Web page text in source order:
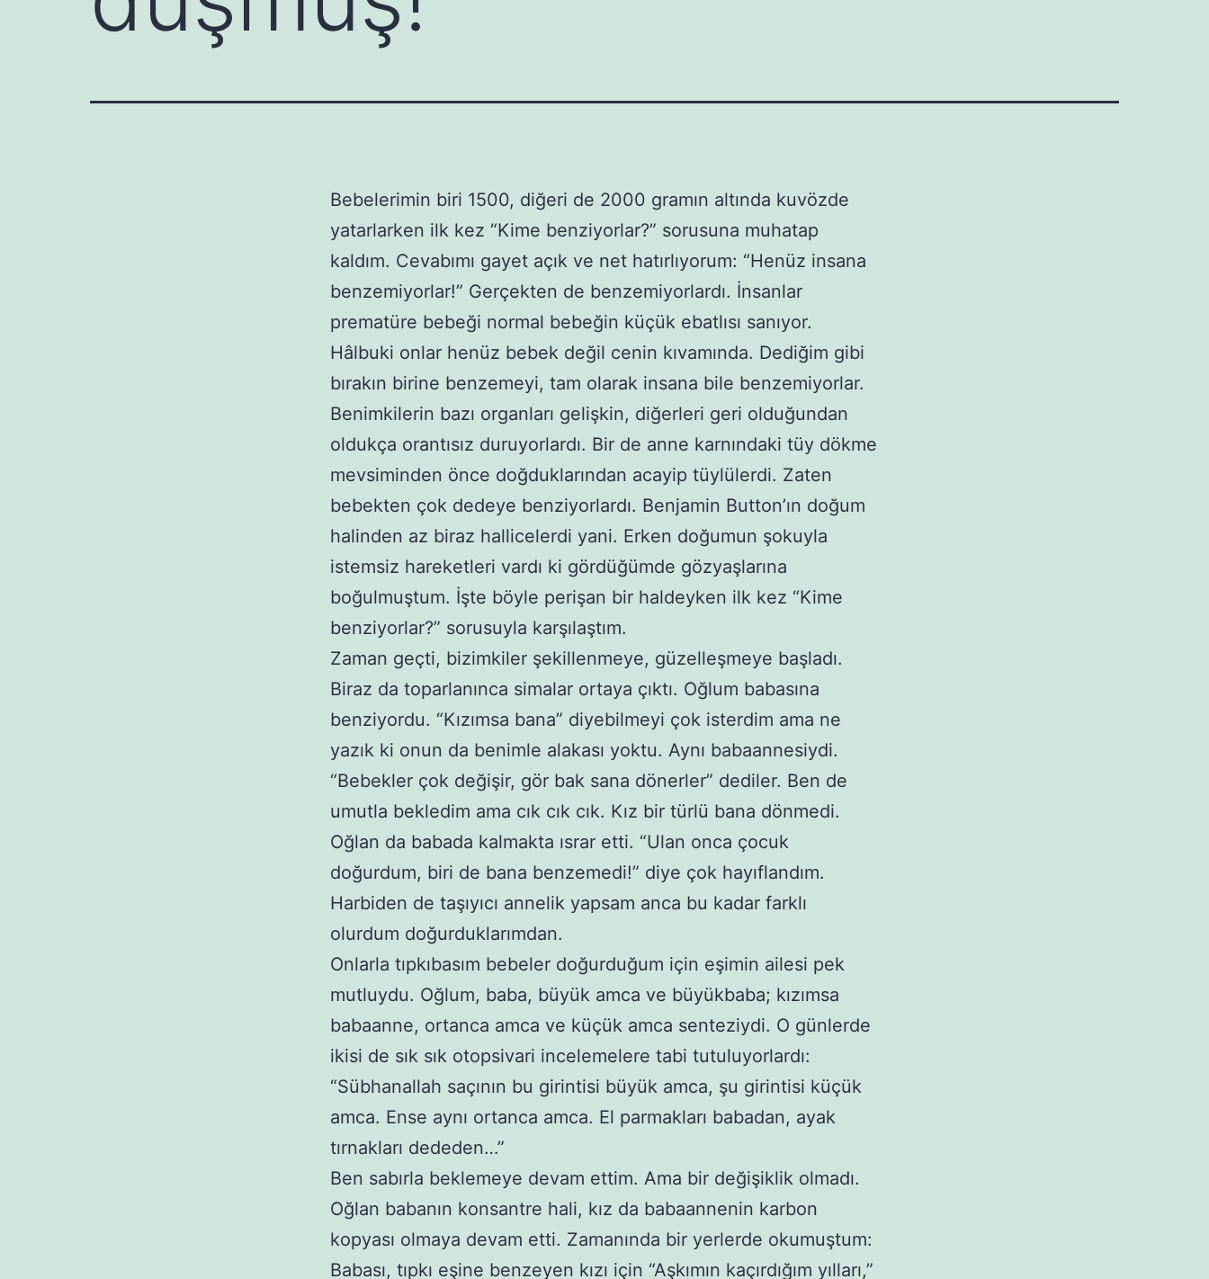
Bebelerimin biri 1500, diğeri de 2000 gramın altında kuvözde
yatarlarken ilk kez “Kime benziyorlar?” sorusuna muhatap
kaldım. Cevabımı gayet açık ve net hatırlıyorum: “Henüz insana
benzemiyorlar!” Gerçekten de benzemiyorlardı. İnsanlar
prematüre bebeği normal bebeğin küçük ebatlısı sanıyor.
Hâlbuki onlar henüz bebek değil cenin kıvamında. Dediğim gibi
bırakın birine benzemeyi, tam olarak insana bile benzemiyorlar.
Benimkilerin bazı organları gelişkin, diğerleri geri olduğundan
oldukça orantısız duruyorlardı. Bir de anne karnındaki tüy dökme
mevsiminden önce doğduklarından acayip tüylülerdi. Zaten
bebekten çok dedeye benziyorlardı. Benjamin Button’ın doğum
halinden az biraz hallicelerdi yani. Erken doğumun şokuyla
istemsiz hareketleri vardı ki gördüğümde gözyaşlarına
boğulmuştum. İşte böyle perişan bir haldeyken ilk kez “Kime
benziyorlar?” sorusuyla karşılaştım.
Zaman geçti, bizimkiler şekillenmeye, güzelleşmeye başladı.
Biraz da toparlanınca simalar ortaya çıktı. Oğlum babasına
benziyordu. “Kızımsa bana” diyebilmeyi çok isterdim ama ne
yazık ki onun da benimle alakası yoktu. Aynı babaannesiydi.
“Bebekler çok değişir, gör bak sana dönerler” dediler. Ben de
umutla bekledim ama cık cık cık. Kız bir türlü bana dönmedi.
Oğlan da babada kalmakta ısrar etti. “Ulan onca çocuk
doğurdum, biri de bana benzemedi!” diye çok hayıflandım.
Harbiden de taşıyıcı annelik yapsam anca bu kadar farklı
olurdum doğurduklarımdan.
Onlarla tıpkıbasım bebeler doğurduğum için eşimin ailesi pek
mutluydu. Oğlum, baba, büyük amca ve büyükbaba; kızımsa
babaanne, ortanca amca ve küçük amca senteziydi. O günlerde
ikisi de sık sık otopsivari incelemelere tabi tutuluyorlardı:
“Sübhanallah saçının bu girintisi büyük amca, şu girintisi küçük
amca. Ense aynı ortanca amca. El parmakları babadan, ayak
tırnakları dededen…”
Ben sabırla beklemeye devam ettim. Ama bir değişiklik olmadı.
Oğlan babanın konsantre hali, kız da babaannenin karbon
kopyası olmaya devam etti. Zamanında bir yerlerde okumuştum:
Babası, tıpkı eşine benzeyen kızı için “Aşkımın kaçırdığım yılları,”